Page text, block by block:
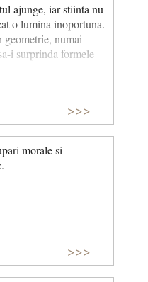
ajunge, iar stiinta nu
o lumina inoportuna.
geometrie, numai
i surprinda formele
>>>
morale si
>>>